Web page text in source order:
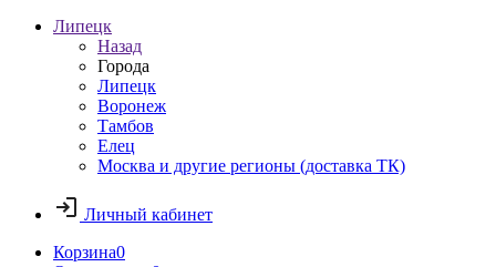
Липецк
Назад
Города
Липецк
Воронеж
Тамбов
Елец
Москва и другие регионы (доставка ТК)
Личный кабинет
Корзина0